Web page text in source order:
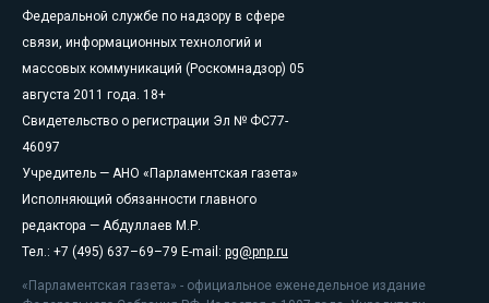
Федеральной службе по надзору в сфере
связи, информационных технологий и
массовых коммуникаций (Роскомнадзор) 05
августа 2011 года. 18+
Свидетельство о регистрации Эл № ФС77-
46097
Учредитель — АНО «Парламентская газета»
Исполняющий обязанности главного
редактора — Абдуллаев М.Р.
Тел.: +7 (495) 637–69–79 E-mail: pg@pnp.ru
«Парламентская газета» - официальное еженедельное издание